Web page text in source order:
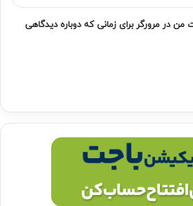
من در مرورگر برای زمانی که دوباره دیدگاهی